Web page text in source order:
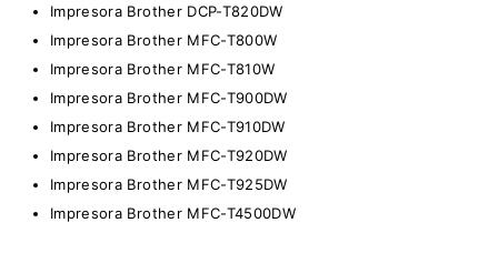
Impresora Brother DCP-T820DW
Impresora Brother MFC-T800W
Impresora Brother MFC-T810W
Impresora Brother MFC-T900DW
Impresora Brother MFC-T910DW
Impresora Brother MFC-T920DW
Impresora Brother MFC-T925DW
Impresora Brother MFC-T4500DW